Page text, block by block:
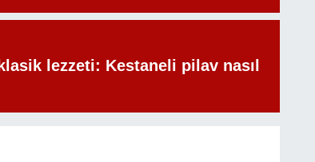
lezzeti: Kestaneli pilav nasıl